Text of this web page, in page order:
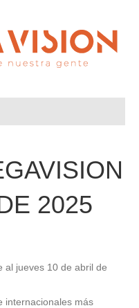
2025
al jueves 10 de abril de
internacionales más